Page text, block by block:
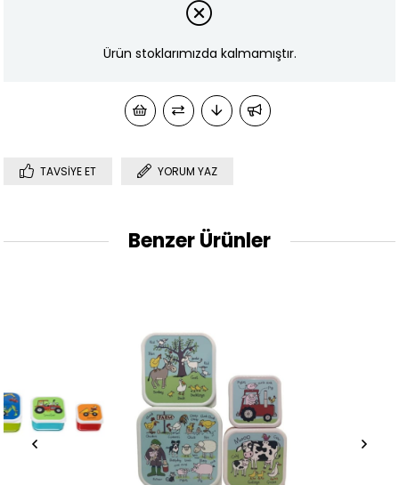
Ürün stoklarımızda kalmamıştır.
TAVSIYE ET YORUM YAZ
Benzer Ürünler